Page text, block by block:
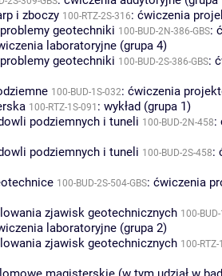
i zboczy 100-RTZ-2S-316: ćwiczenia
geotechniki 100-BUD-2N-386-GBS:
laboratoryjne (grupa 4)
geotechniki 100-BUD-2S-386-GBS:
100-BUD-1S-032: ćwiczenia
100-RTZ-1S-091 : wykład (grupa 1)
podziemnych i tuneli 100-BUD-2N-458:
podziemnych i tuneli 100-BUD-2S-458:
100-BUD-2S-504-GBS: ćwiczenia
zjawisk geotechnicznych 100-
laboratoryjne (grupa 2)
zjawisk geotechnicznych 100-